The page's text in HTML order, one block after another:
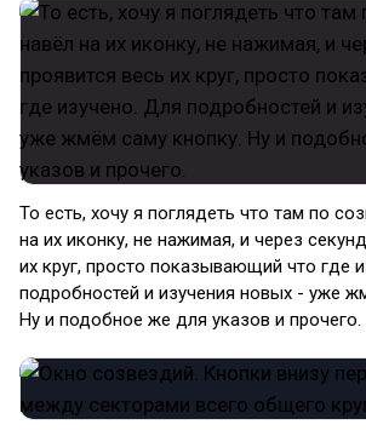
То есть, хочу я поглядеть что там по
на их иконку, не нажимая, и через
их круг, просто показывающий что где
подробностей и изучения новых - уже
Ну и подобное же для указов и прочего.